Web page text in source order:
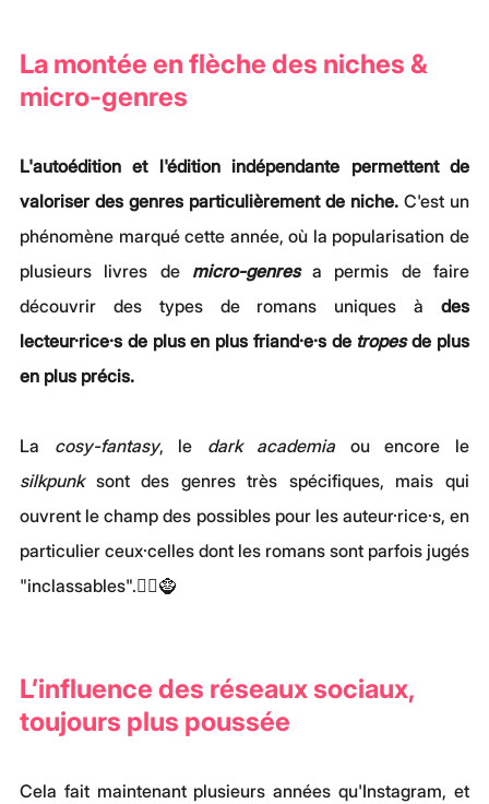
La montée en flèche des niches &
micro-genres
L'autoédition et l'édition indépendante permettent de
valoriser des genres particulièrement de niche. C'est un
phénomène marqué cette année, où la popularisation de
plusieurs livres de micro-genres a permis de faire
découvrir des types de romans uniques à des
lecteur·rice·s de plus en plus friand·e·s de tropes de plus
en plus précis.
La cosy-fantasy, le dark academia
silkpunk sont des genres très spécifiques, mais qui
ouvrent le champ des possibles pour les auteur·rice·s, en
particulier ceux·celles dont les romans sont parfois jugés
"inclassables".🧚‍♀️🧌
L’influence des réseaux sociaux,
toujours plus poussée
Cela fait maintenant plusieurs années qu'Instagram, et